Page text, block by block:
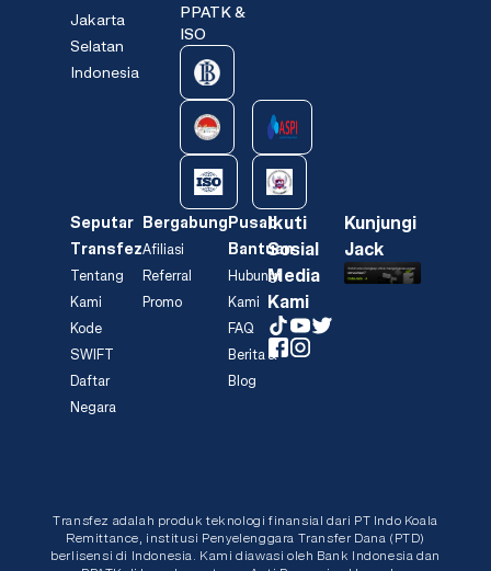
Jakarta
Selatan
Indonesia
PPATK &
ISO
Seputar
Transfez
Tentang
Kami
Kode
SWIFT
Daftar
Negara
Bergabung
Afiliasi
Referral
Promo
Pusat
Bantuan
Hubungi
Kami
FAQ
Berita &
Blog
Ikuti
Sosial
Media
Kami
Kunjungi
Jack
Transfez adalah produk teknologi finansial dari PT Indo Koala
Remittance, institusi Penyelenggara Transfer Dana (PTD)
berlisensi di Indonesia. Kami diawasi oleh Bank Indonesia dan